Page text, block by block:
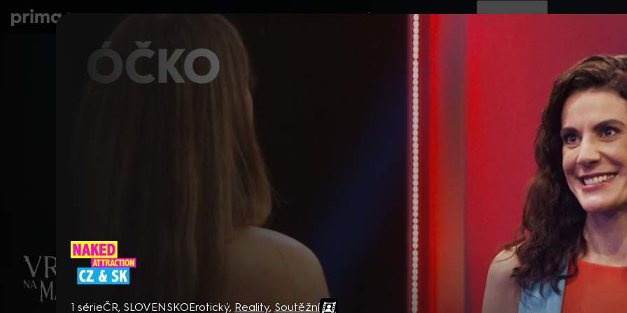
Seriály Filmy Děti Živě TV program Operátoři
Naked Attraction CZ & SK
1 sérieČR, SLOVENSKOErotický, Reality, Soutěžní
prima+